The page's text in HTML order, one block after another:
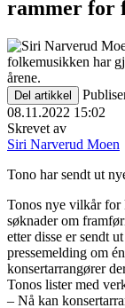
rammer for
Del artikkel
08.11.2022 15:02
Skrevet av
Siri Narverud Moen
Tono har sendt ut
Tonos nye vilkår for
søknader om
etter disse er sendt
pressemelding om
konsertarrangører
Tonos lister med
– Nå kan